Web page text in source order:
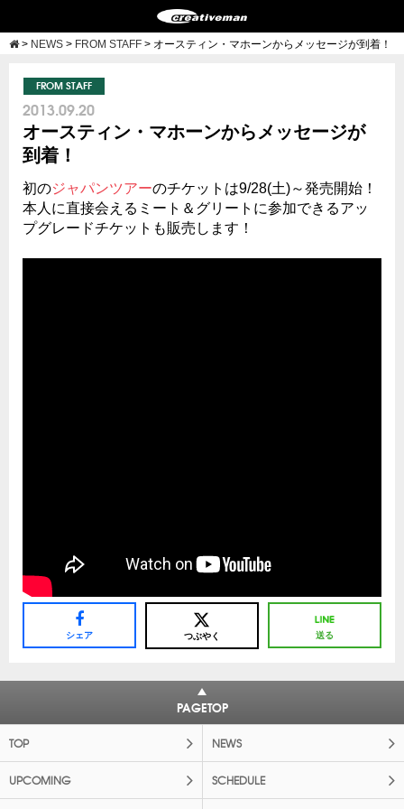
> NEWS > FROM STAFF > オースティン・マホーンからメッセージが到着！
FROM STAFF
2013.09.20
オースティン・マホーンからメッセージが
到着！
初のジャパンツアーのチケットは9/28(土)～発売開始！
本人に直接会えるミート＆グリートに参加できるアッ
プグレードチケットも販売します！
シェア つぶやく 送る
PAGETOP
TOP NEWS
UPCOMING SCHEDULE